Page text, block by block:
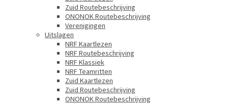
Zuid Routebeschrijving
ONONOK Routebeschrijving
Verenigingen
Uitslagen
NRF Kaartlezen
NRF Routebeschrijving
NRF Klassiek
NRF Teamritten
Zuid Kaartlezen
Zuid Routebeschrijving
ONONOK Routebeschrijving